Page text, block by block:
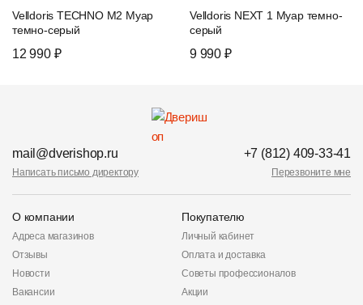
Velldoris TECHNO М2 Муар
темно-серый
12 990 ₽
Velldoris NEXT 1 Муар темно-
серый
9 990 ₽
mail@dverishop.ru
Написать письмо директору
+7 (812) 409-33-41
Перезвоните мне
О компании
Адреса магазинов
Отзывы
Новости
Вакансии
Покупателю
Личный кабинет
Оплата и доставка
Советы профессионалов
Акции